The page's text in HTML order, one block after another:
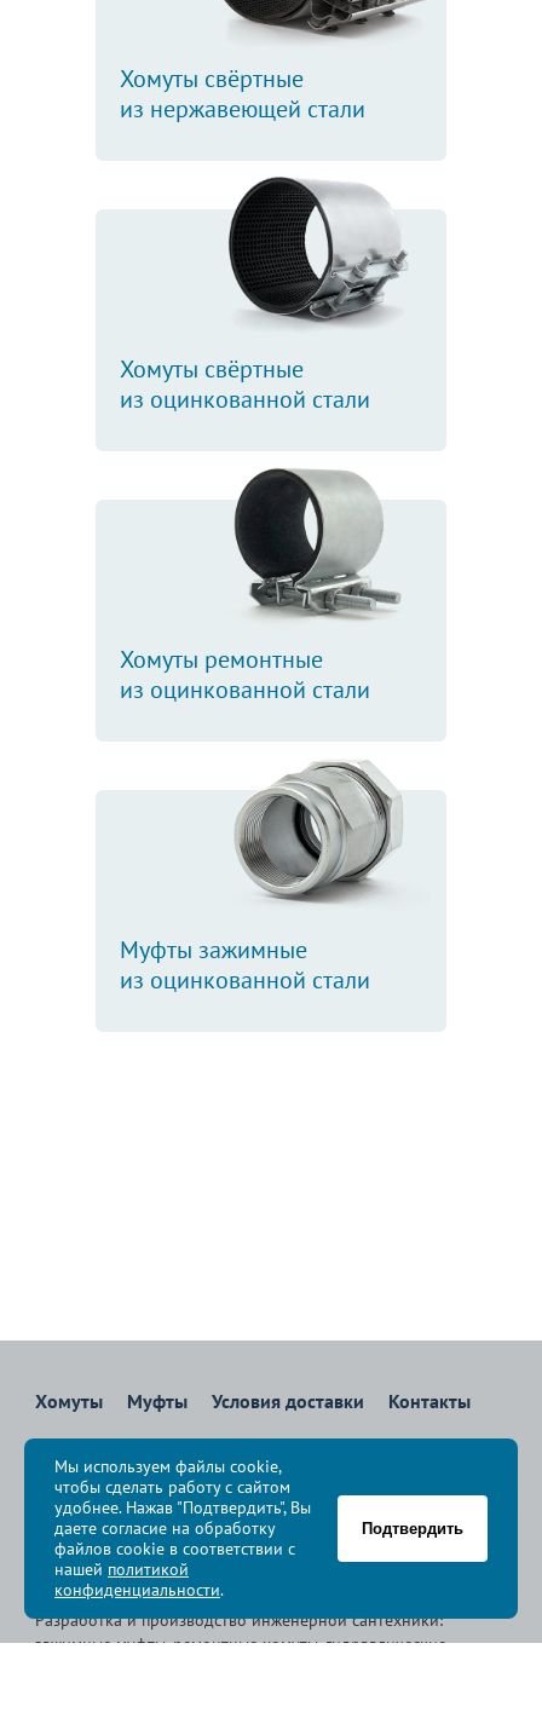
Хомуты свёртные
из нержавеющей стали
Хомуты свёртные
из оцинкованной стали
Хомуты ремонтные
из оцинкованной стали
Муфты зажимные
из оцинкованной стали
Хомуты Муфты Условия доставки Контакты
8 800 700-83-36
Звоните бесплатно с 08:00 до 17:00 по Москве
политика конфиденциальности
© Группа компаний « », 2009-2026
Разработка и производство инженерной сантехники:
зажимные муфты, ремонтные хомуты, гидравлические
Мы используем файлы cookie,
чтобы сделать работу с сайтом
удобнее. Нажав "Подтвердить", Вы
даете согласие на обработку
файлов cookie в соответствии с
нашей политикой
конфиденциальности.
Подтвердить